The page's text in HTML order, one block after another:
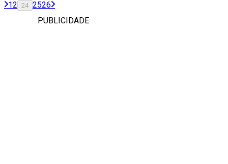
12 24 2526
PUBLICIDADE